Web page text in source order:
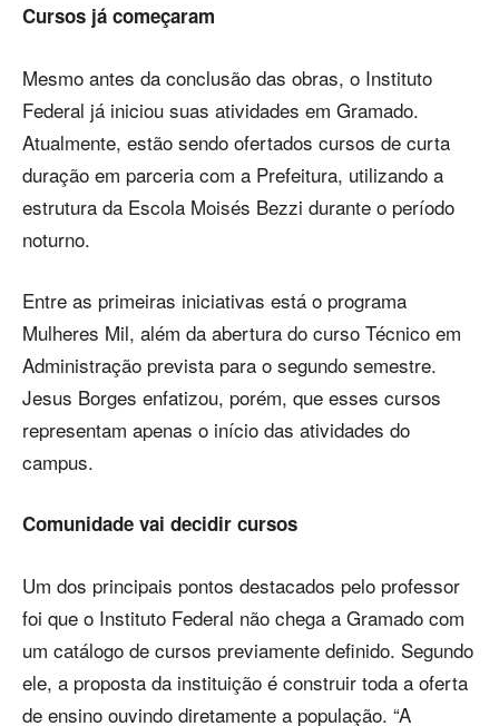
Cursos já começaram
Mesmo antes da conclusão das obras, o Instituto
Federal já iniciou suas atividades em Gramado.
Atualmente, estão sendo ofertados cursos de curta
duração em parceria com a Prefeitura, utilizando a
estrutura da Escola Moisés Bezzi durante o período
noturno.
Entre as primeiras iniciativas está o programa
Mulheres Mil, além da abertura do curso Técnico em
Administração prevista para o segundo semestre.
Jesus Borges enfatizou, porém, que esses cursos
representam apenas o início das atividades do
campus.
Comunidade vai decidir cursos
Um dos principais pontos destacados pelo professor
foi que o Instituto Federal não chega a Gramado com
um catálogo de cursos previamente definido. Segundo
ele, a proposta da instituição é construir toda a oferta
de ensino ouvindo diretamente a população. “A